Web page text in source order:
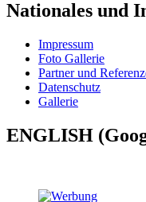
Nationales und
Impressum
Foto Gallerie
Partner und
Datenschutz
Gallerie
ENGLISH